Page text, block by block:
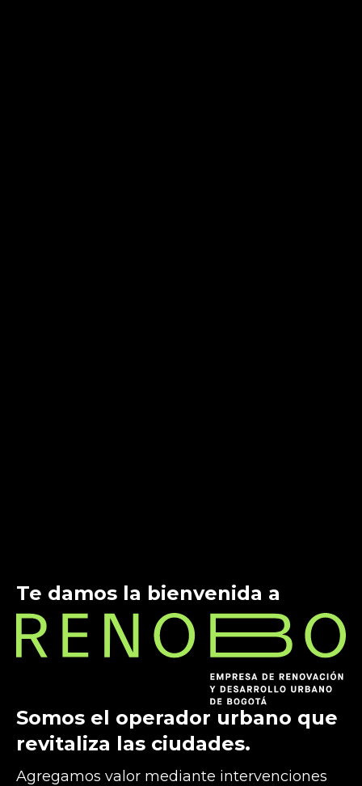
Te damos la bienvenida a
Somos el operador urbano que
revitaliza las ciudades.
Agregamos valor mediante intervenciones